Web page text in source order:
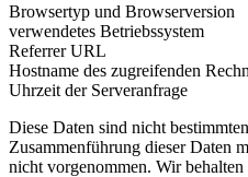
Browsertyp und Browserversion
verwendetes Betriebssystem
Referrer URL
Hostname des zugreifenden
Uhrzeit der Serveranfrage
Diese Daten sind nicht
Zusammenführung dieser Daten
nicht vorgenommen. Wir